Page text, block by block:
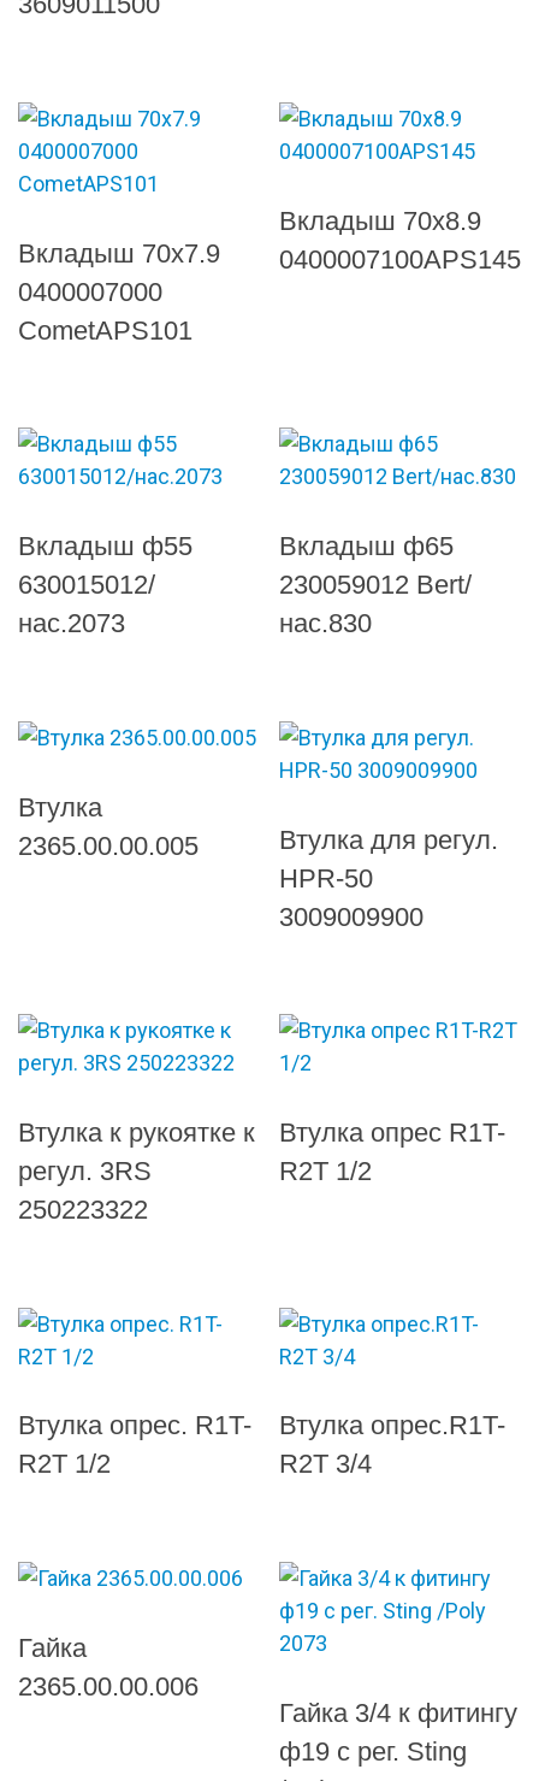
Вкладыш 70х7.9
0400007000
CometAPS101
Вкладыш 70х8.9
0400007100APS145
Вкладыш ф55
630015012/
нас.2073
Вкладыш ф65
230059012 Bert/
нас.830
Втулка
2365.00.00.005
Втулка для регул.
HPR-50
3009009900
Втулка к рукоятке к
регул. 3RS
250223322
Втулка опрес R1T-
R2T 1/2
Втулка опрес. R1T-
R2T 1/2
Втулка опрес.R1T-
R2T 3/4
Гайка
2365.00.00.006
Гайка 3/4 к фитингу
ф19 с рег. Sting